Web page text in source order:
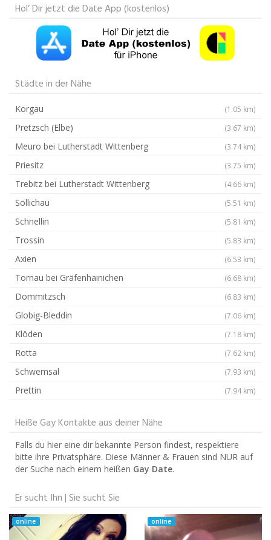
Hol‘ Dir jetzt die Date App (kostenlos)
Städte in der Nähe
Korgau (1.05 km)
Pretzsch (Elbe) (3.67 km)
Meuro bei Lutherstadt Wittenberg (3.74 km)
Priesitz (3.75 km)
Trebitz bei Lutherstadt Wittenberg (4.66 km)
Söllichau (5.51 km)
Schnellin (5.81 km)
Trossin (5.83 km)
Axien (6.53 km)
Tornau bei Gräfenhainichen (6.68 km)
Dommitzsch (6.83 km)
Globig-Bleddin (7.06 km)
Klöden (7.18 km)
Rotta (7.62 km)
Schwemsal (7.93 km)
Prettin (7.94 km)
Heiße Gay Kontakte aus deiner Nähe
Falls du hier eine dir bekannte Person findest, respektiere
bitte ihre Privatsphäre. Diese Männer & Frauen sind NUR auf
der Suche nach einem heißen Gay Date.
Er sucht Ihn | Sie sucht Sie
online online